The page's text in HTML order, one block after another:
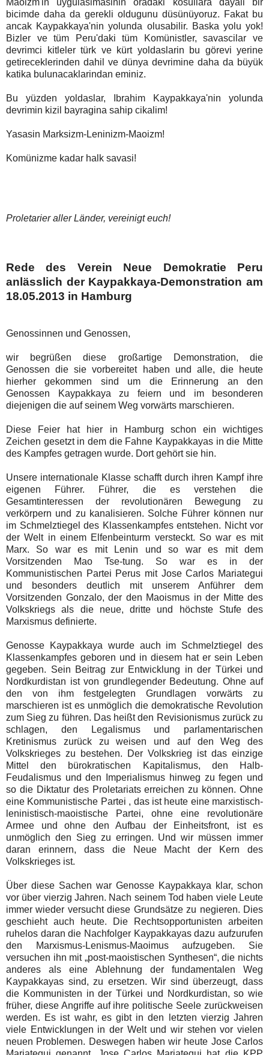
bicimde daha da gerekli oldugunu düsünüyoruz. Fakat bu
ancak Kaypakkaya'nin yolunda olusabilir. Baska yolu yok!
Bizler ve tüm Peru'daki tüm Komünistler, savascilar ve
devrimci kitleler türk ve kürt yoldaslarin bu görevi yerine
getireceklerinden dahil ve dünya devrimine daha da büyük
katika bulunacaklarindan eminiz.
Bu yüzden yoldaslar, Ibrahim Kaypakkaya'nin yolunda
devrimin kizil bayragina sahip cikalim!
Yasasin Marksizm-Leninizm-Maoizm!
Komünizme kadar halk savasi!
Proletarier aller Länder, vereinigt euch!
Rede des Verein Neue Demokratie Peru
anlässlich der Kaypakkaya-Demonstration am
18.05.2013 in Hamburg
Genossinnen und Genossen,
wir begrüßen diese großartige Demonstration, die
Genossen die sie vorbereitet haben und alle, die heute
hierher gekommen sind um die Erinnerung an den
Genossen Kaypakkaya zu feiern und im besonderen
diejenigen die auf seinem Weg vorwärts marschieren.
Diese Feier hat hier in Hamburg schon ein wichtiges
Zeichen gesetzt in dem die Fahne Kaypakkayas in die Mitte
des Kampfes getragen wurde. Dort gehört sie hin.
Unsere internationale Klasse schafft durch ihren Kampf ihre
eigenen Führer. Führer, die es verstehen die
Gesamtinteressen der revolutionären Bewegung zu
verkörpern und zu kanalisieren. Solche Führer können nur
im Schmelztiegel des Klassenkampfes entstehen. Nicht vor
der Welt in einem Elfenbeinturm versteckt. So war es mit
Marx. So war es mit Lenin und so war es mit dem
Vorsitzenden Mao Tse-tung. So war es in der
Kommunistischen Partei Perus mit Jose Carlos Mariategui
und besonders deutlich mit unserem Anführer dem
Vorsitzenden Gonzalo, der den Maoismus in der Mitte des
Volkskriegs als die neue, dritte und höchste Stufe des
Marxismus definierte.
Genosse Kaypakkaya wurde auch im Schmelztiegel des
Klassenkampfes geboren und in diesem hat er sein Leben
gegeben. Sein Beitrag zur Entwicklung in der Türkei und
Nordkurdistan ist von grundlegender Bedeutung. Ohne auf
den von ihm festgelegten Grundlagen vorwärts zu
marschieren ist es unmöglich die demokratische Revolution
zum Sieg zu führen. Das heißt den Revisionismus zurück zu
schlagen, den Legalismus und parlamentarischen
Kretinismus zurück zu weisen und auf den Weg des
Volkskrieges zu bestehen. Der Volkskrieg ist das einzige
Mittel den bürokratischen Kapitalismus, den Halb-
Feudalismus und den Imperialismus hinweg zu fegen und
so die Diktatur des Proletariats erreichen zu können. Ohne
eine Kommunistische Partei , das ist heute eine marxistisch-
leninistisch-maoistische Partei, ohne eine revolutionäre
Armee und ohne den Aufbau der Einheitsfront, ist es
unmöglich den Sieg zu erringen. Und wir müssen immer
daran erinnern, dass die Neue Macht der Kern des
Volkskrieges ist.
Über diese Sachen war Genosse Kaypakkaya klar, schon
vor über vierzig Jahren. Nach seinem Tod haben viele Leute
immer wieder versucht diese Grundsätze zu negieren. Dies
geschieht auch heute. Die Rechtsopportunisten arbeiten
ruhelos daran die Nachfolger Kaypakkayas dazu aufzurufen
den Marxismus-Lenismus-Maoimus aufzugeben. Sie
versuchen ihn mit „post-maoistischen Synthesen“, die nichts
anderes als eine Ablehnung der fundamentalen Weg
Kaypakkayas sind, zu ersetzen. Wir sind überzeugt, dass
die Kommunisten in der Türkei und Nordkurdistan, so wie
früher, diese Angriffe auf ihre politische Seele zurückweisen
werden. Es ist wahr, es gibt in den letzten vierzig Jahren
viele Entwicklungen in der Welt und wir stehen vor vielen
neuen Problemen. Deswegen haben wir heute Jose Carlos